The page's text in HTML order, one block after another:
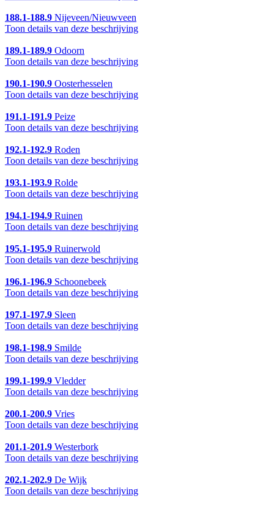
188.1-188.9 Nijeveen/Nieuwveen
Toon details van deze beschrijving
189.1-189.9 Odoorn
Toon details van deze beschrijving
190.1-190.9 Oosterhesselen
Toon details van deze beschrijving
191.1-191.9 Peize
Toon details van deze beschrijving
192.1-192.9 Roden
Toon details van deze beschrijving
193.1-193.9 Rolde
Toon details van deze beschrijving
194.1-194.9 Ruinen
Toon details van deze beschrijving
195.1-195.9 Ruinerwold
Toon details van deze beschrijving
196.1-196.9 Schoonebeek
Toon details van deze beschrijving
197.1-197.9 Sleen
Toon details van deze beschrijving
198.1-198.9 Smilde
Toon details van deze beschrijving
199.1-199.9 Vledder
Toon details van deze beschrijving
200.1-200.9 Vries
Toon details van deze beschrijving
201.1-201.9 Westerbork
Toon details van deze beschrijving
202.1-202.9 De Wijk
Toon details van deze beschrijving